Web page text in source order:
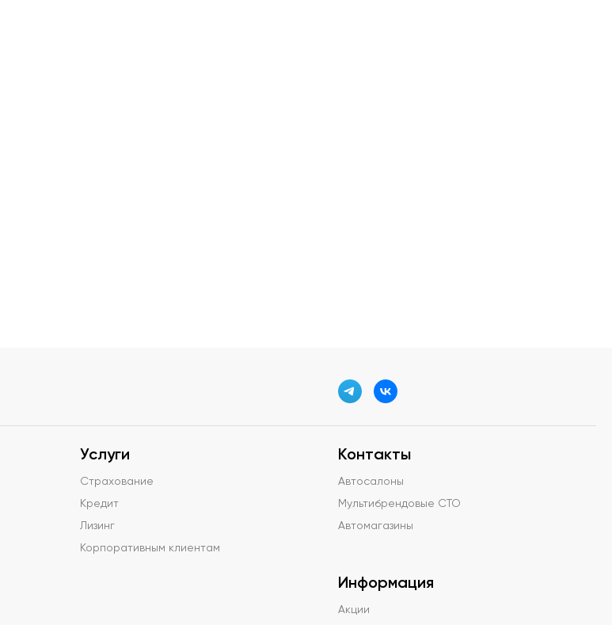
Услуги
Страхование
Кредит
Лизинг
Корпоративным клиентам
Контакты
Автосалоны
Мультибрендовые СТО
Автомагазины
Информация
Акции